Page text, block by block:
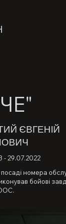
ЄВГЕНІЙ
- 29.07.2022
номера
бойові